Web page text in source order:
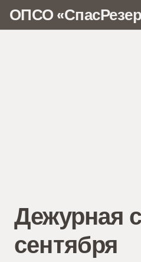
ОПСО
Дежурная
сентября